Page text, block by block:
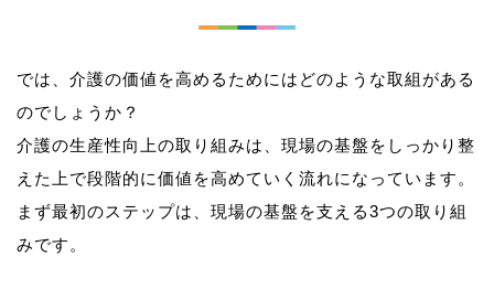
では、介護の価値を高めるためにはどのような取組がある
のでしょうか？
介護の生産性向上の取り組みは、現場の基盤をしっかり整
えた上で段階的に価値を高めていく流れになっています。
まず最初のステップは、現場の基盤を支える3つの取り組